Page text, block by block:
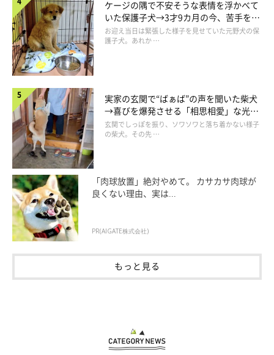
ケージの隅で不安そうな表情を浮かべて
いた保護子犬→3才9カ月の今、苦手を克
服し頼もしいコに成長！
お迎え当日は緊張した様子を見せていた元野犬の保
護子犬。あれか …
実家の玄関で“ばぁば”の声を聞いた柴犬
→喜びを爆発させる「相思相愛」な光景
にほっこり
玄関でしっぽを振り、ソワソワと落ち着かない様子
の柴犬。その先 …
「肉球放置」絶対やめて。 カサカサ肉球が
良くない理由、実は...
PR(AIGATE株式会社)
もっと見る